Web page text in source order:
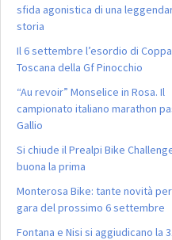
sfida agonistica di una
storia
Il 6 settembre l’esordio di Coppa
Toscana della Gf Pinocchio
“Au revoir” Monselice in Rosa. Il
campionato italiano marathon
Gallio
Si chiude il Prealpi Bike
buona la prima
Monterosa Bike: tante novità
gara del prossimo 6 settembre
Fontana e Nisi si aggiudicano la